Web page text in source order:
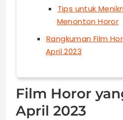
Tips untuk
Menonton Horor
Rangkuman Film
April 2023
Film Horor
April 2023